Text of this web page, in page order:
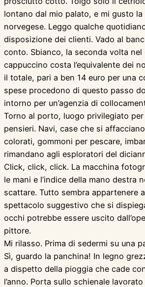
lontano dal mio palato, e mi gusto
norvegese. Leggo qualche
disposizione dei clienti. Vado al
conto. Sbianco, la seconda volta nel
cappuccino costa l’equivalente dei
il totale, pari a ben 14 euro per una
spese procedono di questo passo
intorno per un’agenzia di
Torno al porto, luogo privilegiato
pensieri. Navi, case che si affacciano
colorati, gommoni per pescare,
rimandano agli esploratori del
Click, click, click. La macchina
le mani e l’indice della mano destra
scattare. Tutto sembra appartenere
spettacolo suggestivo che si
occhi potrebbe essere uscito
pittore.
Mi rilasso. Prima di sedermi su una
Sì, guardo la panchina! In legno
a dispetto della pioggia che cade
l’anno. Porta sullo schienale